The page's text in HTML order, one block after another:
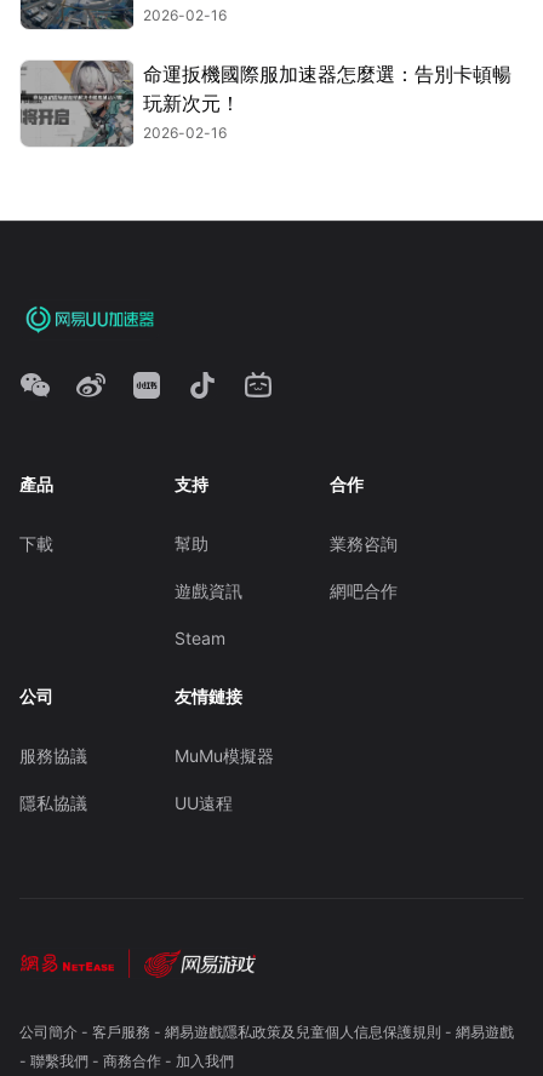
2026-02-16
命運扳機國際服加速器怎麼選：告別卡頓暢
玩新次元！
2026-02-16
產品
下載
支持
幫助
遊戲資訊
Steam
合作
業務咨詢
網吧合作
公司
服務協議
隱私協議
友情鏈接
MuMu模擬器
UU遠程
公司簡介- 客戶服務 - 網易遊戲隱私政策及兒童個人信息保護規則 - 網易遊戲
- 聯繫我們- 商務合作- 加入我們